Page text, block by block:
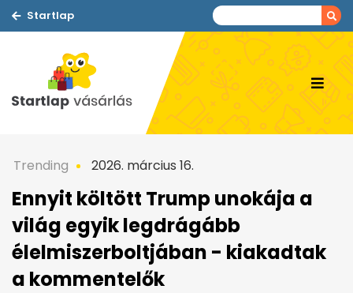
Startlap
Trending 2026. március 16.
Ennyit költött Trump unokája a
világ egyik legdrágább
élelmiszerboltjában - kiakadtak
a kommentelők